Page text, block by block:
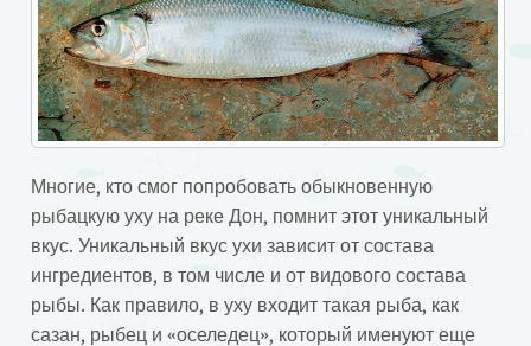
Многие, кто смог попробовать обыкновенную
рыбацкую уху на реке Дон, помнит этот уникальный
вкус. Уникальный вкус ухи зависит от состава
ингредиентов, в том числе и от видового состава
рыбы. Как правило, в уху входит такая рыба, как
сазан, рыбец и «оселедец», который именуют еще